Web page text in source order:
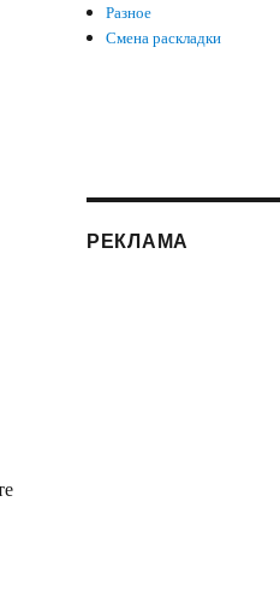
Разное
Смена раскладки
РЕКЛАМА